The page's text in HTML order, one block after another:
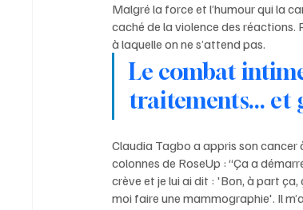
Malgré la force et l’humour qui la
caché de la violence des réactions.
à laquelle on ne s’attend pas.
Le combat
traitements... et
Claudia Tagbo a appris son cancer
colonnes de RoseUp : “Ça a
crève et je lui ai dit : 'Bon, à part ça,
moi faire une mammographie'. Il